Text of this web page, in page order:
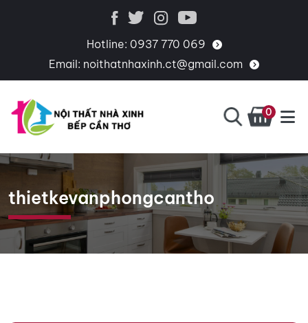
Hotline: 0937 770 069
Email: noithatnhaxinh.ct@gmail.com
BẾP
CẦN
THƠ
CHUYÊN
THIẾT
KẾ,
THI
CÔNG,
CUNG
0
thietkevanphongcantho